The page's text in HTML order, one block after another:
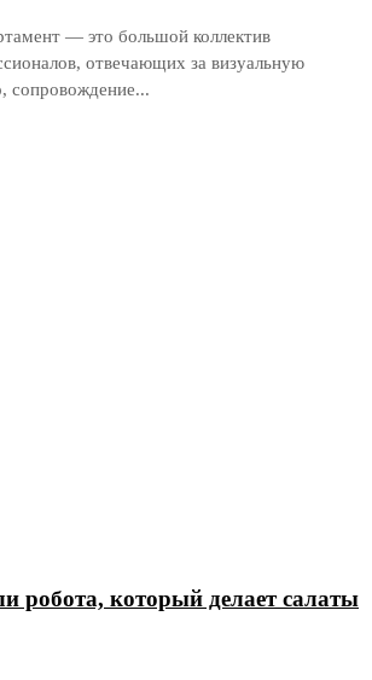
— это большой коллектив
отвечающих за визуальную
сопровождение...
робота, который делает салаты